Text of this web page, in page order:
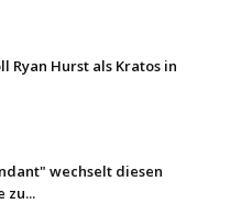
Ryan Hurst als Kratos in
wechselt diesen
zu...